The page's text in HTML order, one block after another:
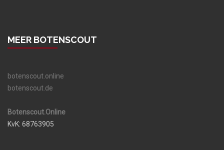
MEER BOTENSCOUT
botenscout.online
botenscout.de
Botenscout.Online
KvK: 68763905